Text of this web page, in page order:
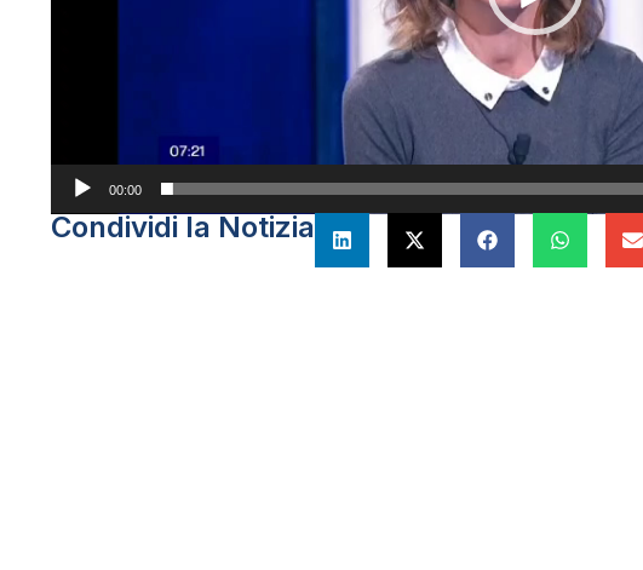
00:00
Condividi la Notizia